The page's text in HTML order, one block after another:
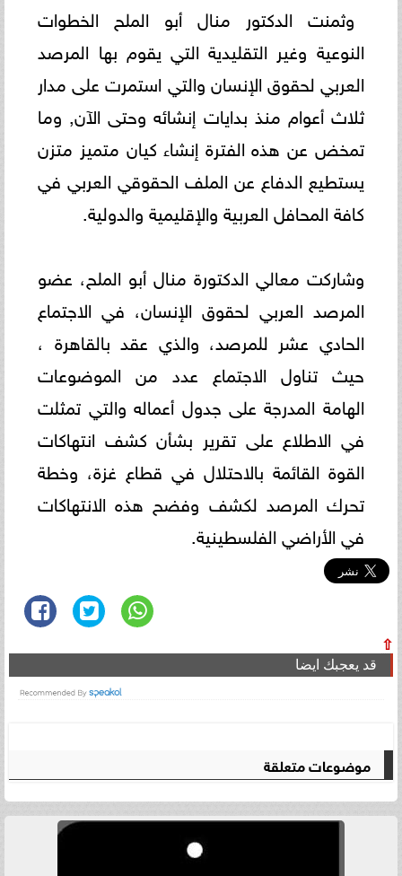
وثمنت الدكتور منال أبو الملح الخطوات
النوعية وغير التقليدية التي يقوم بها المرصد
العربي لحقوق الإنسان والتي استمرت على مدار
ثلاث أعوام منذ بدايات إنشائه وحتى الآن, وما
تمخض عن هذه الفترة إنشاء كيان متميز متزن
يستطيع الدفاع عن الملف الحقوقي العربي في
كافة المحافل العربية والإقليمية والدولية.
وشاركت معالي الدكتورة منال أبو الملح، عضو
المرصد العربي لحقوق الإنسان، في الاجتماع
الحادي عشر للمرصد، والذي عقد بالقاهرة ،
حيث تناول الاجتماع عدد من الموضوعات
الهامة المدرجة على جدول أعماله والتي تمثلت
في الاطلاع على تقرير بشأن كشف انتهاكات
القوة القائمة بالاحتلال في قطاع غزة، وخطة
تحرك المرصد لكشف وفضح هذه الانتهاكات
في الأراضي الفلسطينية.
⇧
قد يعجبك ايضا
موضوعات متعلقة